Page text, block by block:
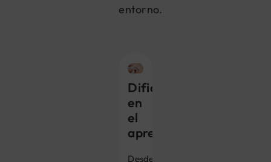
entorno.
Dificultad
en
el
aprendizaje
Desde